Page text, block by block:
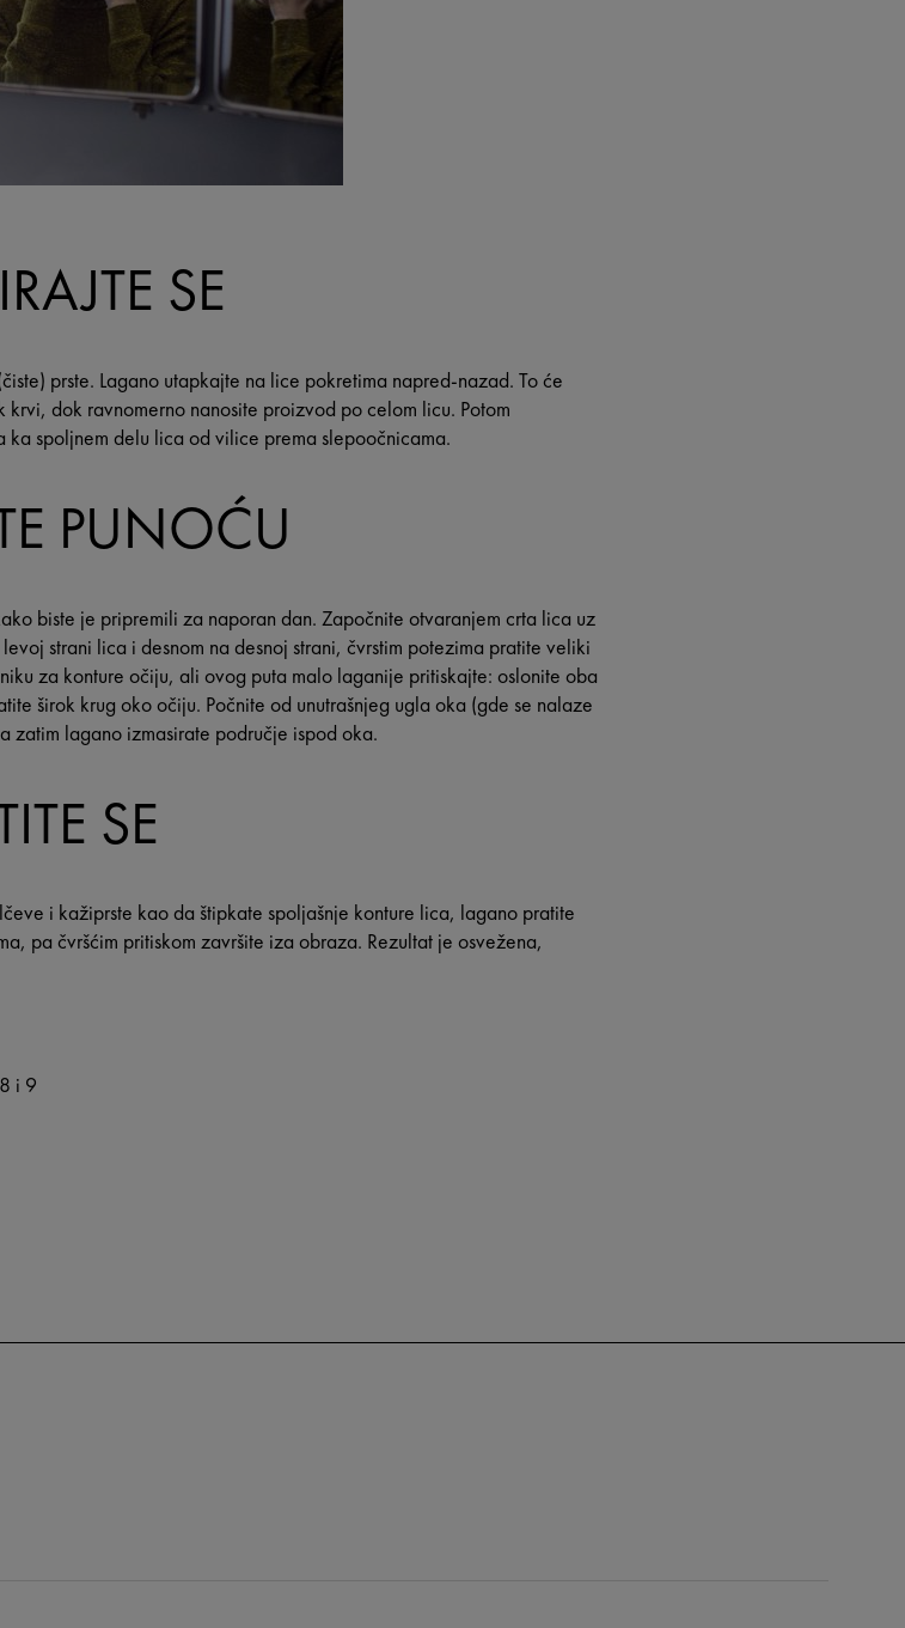
SE
prste. Lagano utapkajte na lice pokretima napred-nazad. To će
dok ravnomerno nanosite proizvod po celom licu. Potom
spoljnem delu lica od vilice prema slepoočnicama.
PUNOĆU
biste je pripremili za naporan dan. Započnite otvaranjem crta lica uz
strani lica i desnom na desnoj strani, čvrstim potezima pratite veliki
za konture očiju, ali ovog puta malo laganije pritiskajte: oslonite oba
širok krug oko očiju. Počnite od unutrašnjeg ugla oka (gde se nalaze
zatim lagano izmasirate područje ispod oka.
SE
i kažiprste kao da štipkate spoljašnje konture lica, lagano pratite
pa čvršćim pritiskom završite iza obraza. Rezultat je osvežena,
i 9